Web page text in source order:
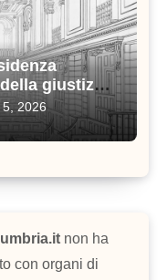
giustizia
2026
non ha
con organi di